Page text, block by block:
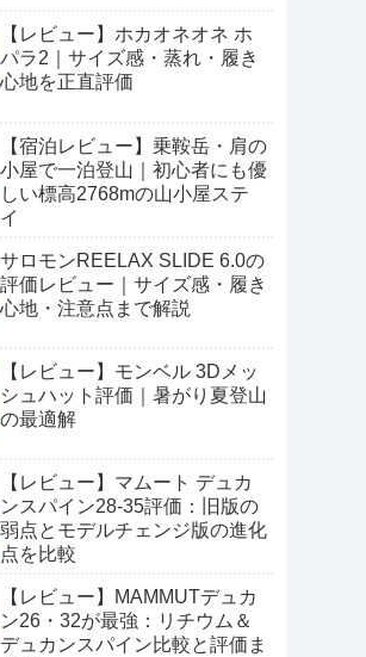
【レビュー】ホカオネオネ ホ
パラ2｜サイズ感・蒸れ・履き
心地を正直評価
【宿泊レビュー】乗鞍岳・肩の
小屋で一泊登山｜初心者にも優
しい標高2768mの山小屋ステ
イ
サロモンREELAX SLIDE 6.0の
評価レビュー｜サイズ感・履き
心地・注意点まで解説
【レビュー】モンベル 3Dメッ
シュハット評価｜暑がり夏登山
の最適解
【レビュー】マムート デュカ
ンスパイン28-35評価：旧版の
弱点とモデルチェンジ版の進化
点を比較
【レビュー】MAMMUTデュカ
ン26・32が最強：リチウム＆
デュカンスパイン比較と評価ま